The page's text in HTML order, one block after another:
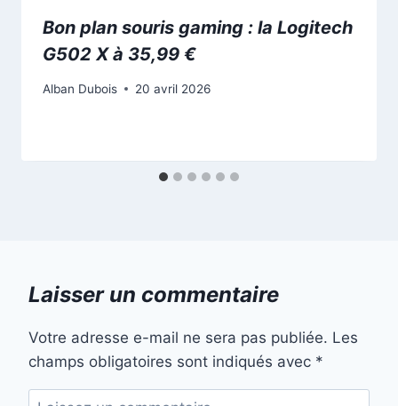
Bon plan souris gaming : la Logitech
G502 X à 35,99 €
Alban Dubois 20 avril 2026
Laisser un commentaire
Votre adresse e-mail ne sera pas publiée. Les
champs obligatoires sont indiqués avec *